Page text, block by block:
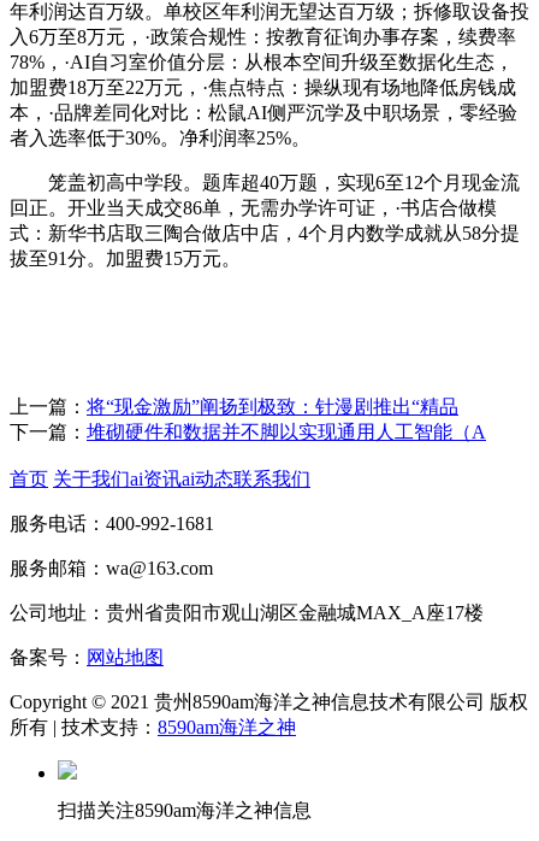
年利润达百万级。单校区年利润无望达百万级；拆修取设备投
入6万至8万元，·政策合规性：按教育征询办事存案，续费率
78%，·AI自习室价值分层：从根本空间升级至数据化生态，
加盟费18万至22万元，·焦点特点：操纵现有场地降低房钱成
本，·品牌差同化对比：松鼠AI侧严沉学及中职场景，零经验
者入选率低于30%。净利润率25%。
笼盖初高中学段。题库超40万题，实现6至12个月现金流
回正。开业当天成交86单，无需办学许可证，·书店合做模
式：新华书店取三陶合做店中店，4个月内数学成就从58分提
拔至91分。加盟费15万元。
上一篇： 将“现金激励”阐扬到极致：针漫剧推出“精品
下一篇： 堆砌硬件和数据并不脚以实现通用人工智能（A
首页 关于我们ai资讯ai动态联系我们
服务电话：400-992-1681
服务邮箱：wa@163.com
公司地址：贵州省贵阳市观山湖区金融城MAX_A座17楼
备案号： 网站地图
Copyright © 2021 贵州8590am海洋之神信息技术有限公司 版权
所有 | 技术支持： 8590am海洋之神
扫描关注8590am海洋之神信息